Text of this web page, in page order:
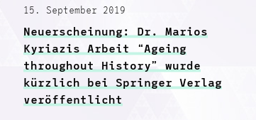
15. September 2019
Neuerscheinung: Dr. Marios
Kyriazis Arbeit “Ageing
throughout History” wurde
kürzlich bei Springer Verlag
veröffentlicht